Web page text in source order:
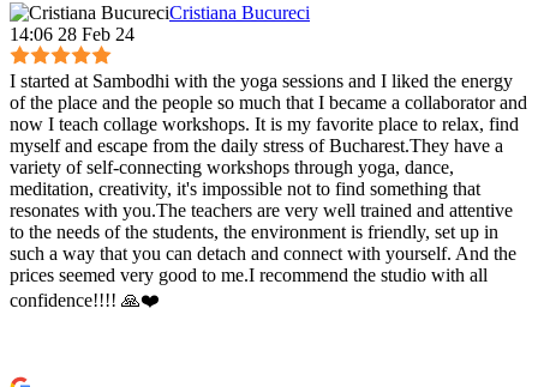
Cristiana Bucureci
14:06 28 Feb 24
I started at Sambodhi with the yoga sessions and I liked the energy
of the place and the people so much that I became a collaborator and
now I teach collage workshops. It is my favorite place to relax, find
myself and escape from the daily stress of Bucharest.They have a
variety of self-connecting workshops through yoga, dance,
meditation, creativity, it's impossible not to find something that
resonates with you.The teachers are very well trained and attentive
to the needs of the students, the environment is friendly, set up in
such a way that you can detach and connect with yourself. And the
prices seemed very good to me.I recommend the studio with all
confidence!!!! 🙏❤️